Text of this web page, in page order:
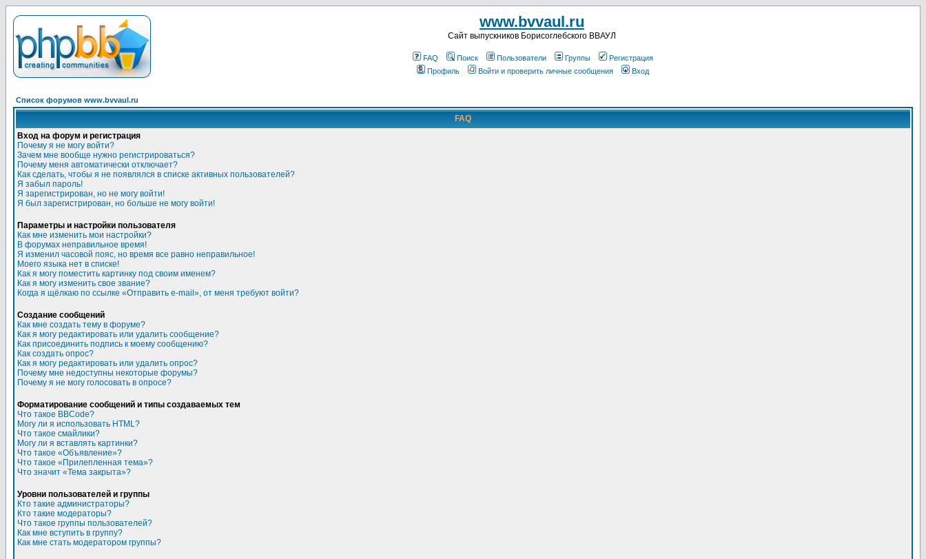
www.bvvaul.ru
Cайт выпускников Борисоглебского ВВАУЛ
FAQ Поиск Пользователи Группы
Регистрация
Профиль
Войти и проверить личные сообщения Вход
Список форумов www.bvvaul.ru
FAQ
Вход на форум и регистрация
Почему я не могу войти?
Зачем мне вообще нужно регистрироваться?
Почему меня автоматически отключает?
Как сделать, чтобы я не появлялся в списке активных пользователей?
Я забыл пароль!
Я зарегистрирован, но не могу войти!
Я был зарегистрирован, но больше не могу войти!
Параметры и настройки пользователя
Как мне изменить мои настройки?
В форумах неправильное время!
Я изменил часовой пояс, но время все равно неправильное!
Моего языка нет в списке!
Как я могу поместить картинку под своим именем?
Как я могу изменить свое звание?
Когда я щёлкаю по ссылке «Отправить e-mail», от меня требуют войти?
Создание сообщений
Как мне создать тему в форуме?
Как я могу редактировать или удалить сообщение?
Как присоединить подпись к моему сообщению?
Как создать опрос?
Как я могу редактировать или удалить опрос?
Почему мне недоступны некоторые форумы?
Почему я не могу голосовать в опросе?
Форматирование сообщений и типы создаваемых тем
Что такое BBCode?
Могу ли я использовать HTML?
Что такое смайлики?
Могу ли я вставлять картинки?
Что такое «Объявление»?
Что такое «Прилепленная тема»?
Что значит «Тема закрыта»?
Уровни пользователей и группы
Кто такие администраторы?
Кто такие модераторы?
Что такое группы пользователей?
Как мне вступить в группу?
Как мне стать модератором группы?